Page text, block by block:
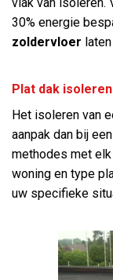
vlak van isoleren.
30% energie
zoldervloer laten
Plat dak isoleren
Het isoleren van
aanpak dan bij
methodes met elk
woning en type
uw specifieke